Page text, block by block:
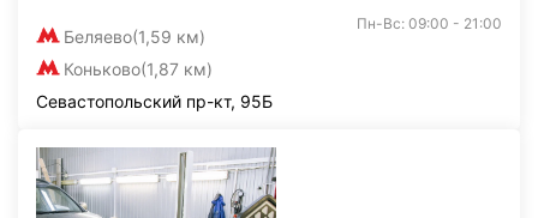
Беляево(1,59 км)
Коньково(1,87 км)
Пн-Вс: 09:00 - 21:00
Севастопольский пр-кт, 95Б